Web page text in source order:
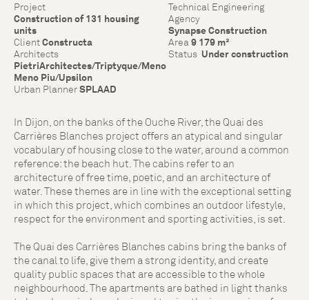
Project
Construction of 131 housing
units
ClientConstructa
Architects
PietriArchitectes/Triptyque/Meno
Meno Piu/Upsilon
Urban PlannerSPLAAD
Technical Engineering
Agency
Synapse Construction
Area 9 179 m²
Status Under construction
In Dijon, on the banks of the Ouche River, the Quai des
Carrières Blanches project offers an atypical and singular
vocabulary of housing close to the water, around a common
reference: the beach hut. The cabins refer to an
architecture of free time, poetic, and an architecture of
water. These themes are in line with the exceptional setting
in which this project, which combines an outdoor lifestyle,
respect for the environment and sporting activities, is set.
The Quai des Carrières Blanches cabins bring the banks of
the canal to life, give them a strong identity, and create
quality public spaces that are accessible to the whole
neighbourhood. The apartments are bathed in light thanks